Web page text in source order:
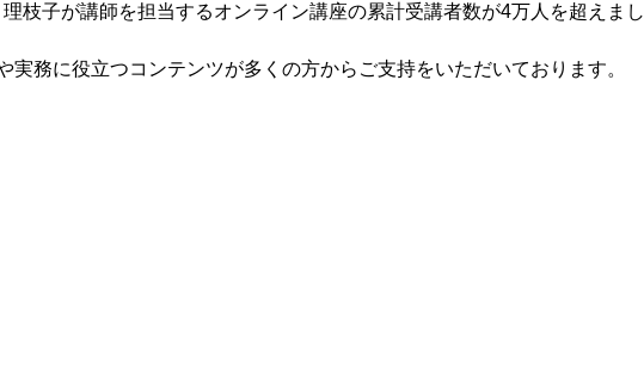
枝子が講師を担当するオンライン講座の累計受講者数が4万人を超えまし
実務に役立つコンテンツが多くの方からご支持をいただいております。